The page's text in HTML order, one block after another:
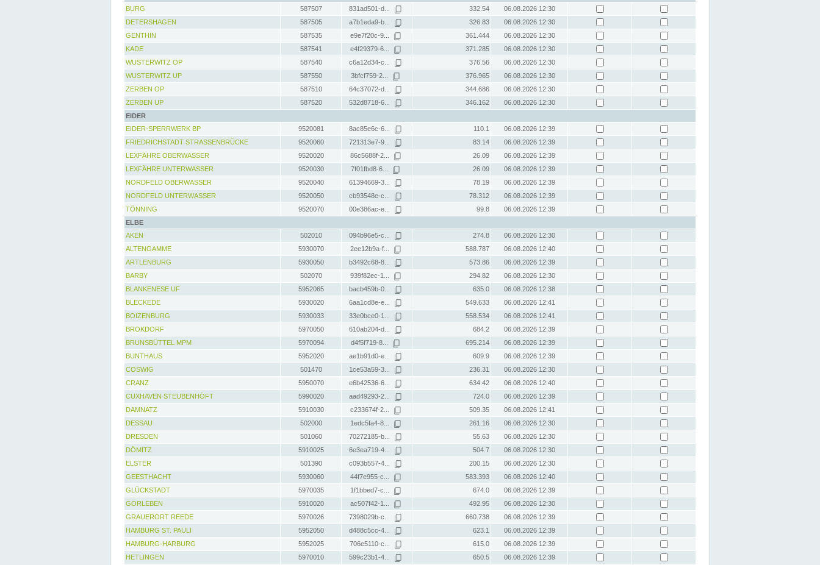
BURG
587507 831ad501-d... 332.54
06.08.2026 12:30
DETERSHAGEN
587505 a7b1eda9-b... 326.83
06.08.2026 12:30
GENTHIN
587535 e9e7f20c-9... 361.444
06.08.2026 12:30
KADE
587541 e4f29379-6... 371.285
06.08.2026 12:30
WUSTERWITZ OP
587540 c6a12d34-c... 376.56
06.08.2026 12:30
WUSTERWITZ UP
587550 3bfcf759-2... 376.965
06.08.2026 12:30
ZERBEN OP
587510 64c37072-d... 344.686
06.08.2026 12:30
ZERBEN UP
587520 532d8718-6... 346.162
06.08.2026 12:30
EIDER
EIDER-SPERRWERK BP
9520081 8ac85e6c-6... 110.1
06.08.2026 12:39
FRIEDRICHSTADT STRASSENBRÜCKE
9520060 721313e7-9... 83.14
06.08.2026 12:39
LEXFÄHRE OBERWASSER
9520020 86c5688f-2... 26.09
06.08.2026 12:39
LEXFÄHRE UNTERWASSER
9520030 7f01fbd8-6... 26.09
06.08.2026 12:39
NORDFELD OBERWASSER
9520040 61394669-3... 78.19
06.08.2026 12:39
NORDFELD UNTERWASSER
9520050 cb93548e-c... 78.312
06.08.2026 12:39
TÖNNING
9520070 00e386ac-e... 99.8
06.08.2026 12:39
ELBE
AKEN
502010 094b96e5-c... 274.8
06.08.2026 12:30
ALTENGAMME
5930070 2ee12b9a-f... 588.787
06.08.2026 12:40
ARTLENBURG
5930050 b3492c68-8... 573.86
06.08.2026 12:39
BARBY
502070 939f82ec-1... 294.82
06.08.2026 12:30
BLANKENESE UF
5952065 bacb459b-0... 635.0
06.08.2026 12:38
BLECKEDE
5930020 6aa1cd8e-e... 549.633
06.08.2026 12:41
BOIZENBURG
5930033 33e0bce0-1... 558.534
06.08.2026 12:41
BROKDORF
5970050 610ab204-d... 684.2
06.08.2026 12:39
BRUNSBÜTTEL MPM
5970094 d4f5f719-8... 695.214
06.08.2026 12:39
BUNTHAUS
5952020 ae1b91d0-e... 609.9
06.08.2026 12:39
COSWIG
501470 1ce53a59-3... 236.31
06.08.2026 12:30
CRANZ
5950070 e6b42536-6... 634.42
06.08.2026 12:40
CUXHAVEN STEUBENHÖFT
5990020 aad49293-2... 724.0
06.08.2026 12:39
DAMNATZ
5910030 c233674f-2... 509.35
06.08.2026 12:41
DESSAU
502000 1edc5fa4-8... 261.16
06.08.2026 12:30
DRESDEN
501060 70272185-b... 55.63
06.08.2026 12:30
DÖMITZ
5910025 6e3ea719-4... 504.7
06.08.2026 12:30
ELSTER
501390 c093b557-4... 200.15
06.08.2026 12:30
GEESTHACHT
5930060 44f7e955-c... 583.393
06.08.2026 12:40
GLÜCKSTADT
5970035 1f1bbed7-c... 674.0
06.08.2026 12:39
GORLEBEN
5910020 ac507f42-1... 492.95
06.08.2026 12:30
GRAUERORT REEDE
5970026 7398029b-c... 660.738
06.08.2026 12:39
HAMBURG ST. PAULI
5952050 d488c5cc-4... 623.1
06.08.2026 12:39
HAMBURG-HARBURG
5952025 706e5110-c... 615.0
06.08.2026 12:39
HETLINGEN
5970010 599c23b1-4... 650.5
06.08.2026 12:39